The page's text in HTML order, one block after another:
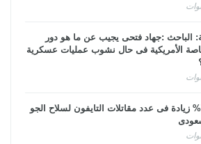
الباحث :جهاد فتحى يجيب عن ما هو دور
الأمريكية فى حال نشوب عمليات عسكرية
تحديث: 70% زيادة فى عدد مقاتلات التايفون لسلاح الجو